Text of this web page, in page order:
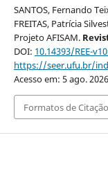
SANTOS, Fernando
FREITAS, Patrícia
Projeto AFISAM.
DOI: 10.14393/REE-
https://seer.ufu.br/
Acesso em: 5 ago.
Formatos de Citação